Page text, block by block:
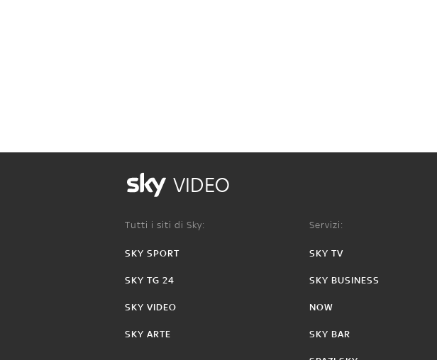
VIDEO
Tutti i siti di Sky:
SKY SPORT
SKY TG 24
SKY VIDEO
SKY ARTE
Servizi:
SKY TV
SKY BUSINESS
NOW
SKY BAR